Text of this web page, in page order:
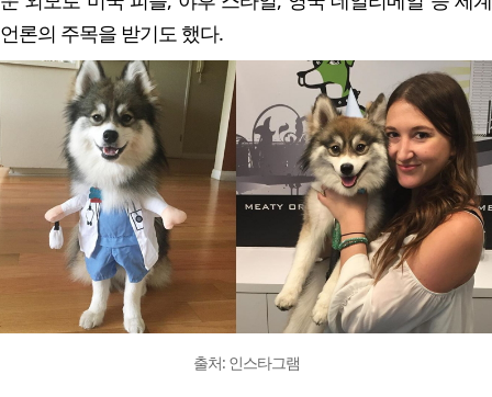
언론의 주목을 받기도 했다.
출처: 인스타그램